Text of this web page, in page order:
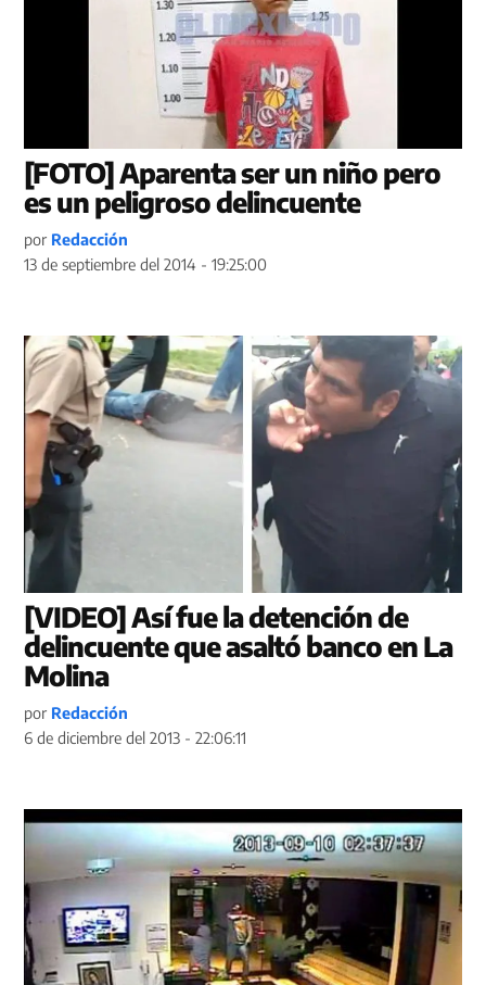
[FOTO] Aparenta ser un niño pero
es un peligroso delincuente
por Redacción
13 de septiembre del 2014 - 19:25:00
[VIDEO] Así fue la detención de
delincuente que asaltó banco en La
Molina
por Redacción
6 de diciembre del 2013 - 22:06:11